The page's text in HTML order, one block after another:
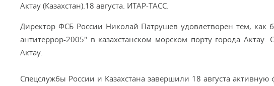
Актау (Казахстан).18 августа. ИТАР-ТАСС.
Директор ФСБ России Николай Патрушев удовлетворен тем, как
антитеррор-2005" в казахстанском морском порту города
Актау.
Спецслужбы России и Казахстана завершили 18 августа